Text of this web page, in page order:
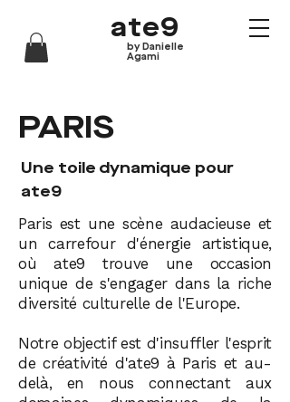
ate9
by Danielle
Agami
PARIS
Une toile dynamique pour
ate9
Paris est une scène audacieuse et
un carrefour d'énergie artistique,
où ate9 trouve une occasion
unique de s'engager dans la riche
diversité culturelle de l'Europe.
Notre objectif est d'insuffler l'esprit
de créativité d'ate9 à Paris et au-
delà, en nous connectant aux